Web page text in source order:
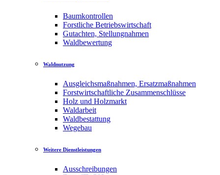
Baumkontrollen
Forstliche Betriebswirtschaft
Gutachten, Stellungnahmen
Waldbewertung
Waldnutzung
Ausgleichsmaßnahmen, Ersatzmaßnahmen
Forstwirtschaftliche Zusammenschlüsse
Holz und Holzmarkt
Waldarbeit
Waldbestattung
Wegebau
Weitere Dienstleistungen
Ausschreibungen